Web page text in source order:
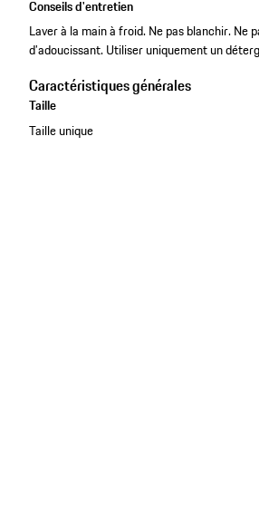
Conseils d'entretien
Laver à la main à froid. Ne pas blanchir. Ne
d’adoucissant. Utiliser uniquement un
Caractéristiques générales
Taille
Taille unique